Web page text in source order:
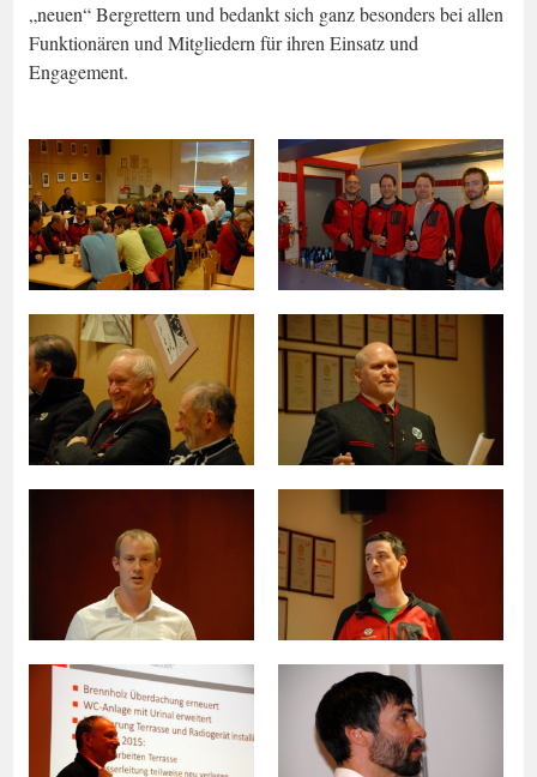
„neuen“ Bergrettern und bedankt sich ganz besonders bei allen
Funktionären und Mitgliedern für ihren Einsatz und
Engagement.